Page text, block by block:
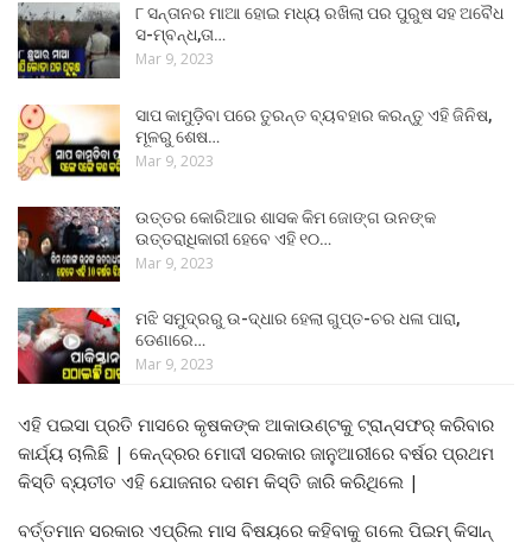
୮ ସନ୍ତାନର ମାଆ ହୋଇ ମଧ୍ୟ ରଖିଲା ପର ପୁରୁଷ ସହ ଅବୈଧ
ସ-ମ୍ବନ୍ଧ,ତା…
Mar 9, 2023
ସାପ କାମୁଡ଼ିବା ପରେ ତୁରନ୍ତ ବ୍ୟବହାର କରନ୍ତୁ ଏହି ଜିନିଷ,
ମୂଳରୁ ଶେଷ…
Mar 9, 2023
ଉତ୍ତର କୋରିଆର ଶାସକ କିମ ଜୋଙ୍ଗ ଉନଙ୍କ
ଉତ୍ତରାଧିକାରୀ ହେବେ ଏହି ୧୦…
Mar 9, 2023
ମଝି ସମୁଦ୍ରରୁ ଉ-ଦ୍ଧାର ହେଲା ଗୁପ୍ତ-ଚର ଧଳା ପାରା,
ଡେଣାରେ…
Mar 9, 2023
ଏହି ପଇସା ପ୍ରତି ମାସରେ କୃଷକଙ୍କ ଆକାଉଣ୍ଟକୁ ଟ୍ରାନ୍ସଫର୍ କରିବାର
କାର୍ଯ୍ୟ ଚାଲିଛି | କେନ୍ଦ୍ରର ମୋଦୀ ସରକାର ଜାନୁଆରୀରେ ବର୍ଷର ପ୍ରଥମ
କିସ୍ତି ବ୍ୟତୀତ ଏହି ଯୋଜନାର ଦଶମ କିସ୍ତି ଜାରି କରିଥିଲେ |
ବର୍ତ୍ତମାନ ସରକାର ଏପ୍ରିଲ ମାସ ବିଷୟରେ କହିବାକୁ ଗଲେ ପିଇମ୍ କିସାନ୍